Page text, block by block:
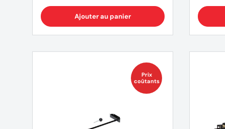
Ajouter au panier
Prix
coûtants